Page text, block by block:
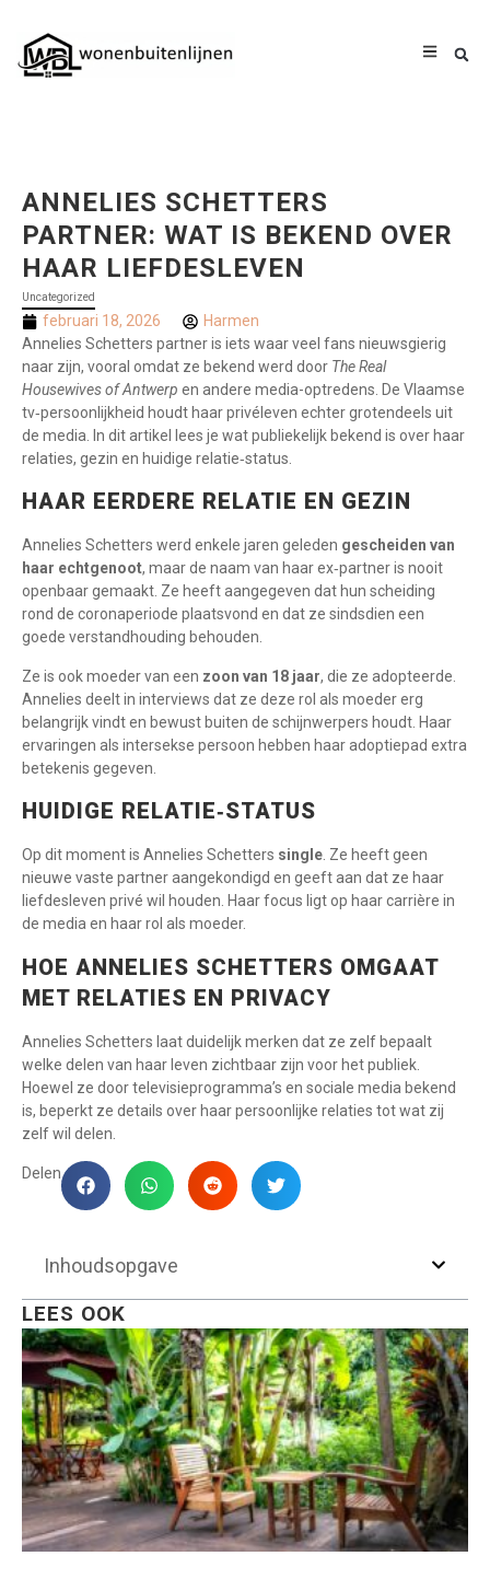
ANNELIES SCHETTERS
PARTNER: WAT IS BEKEND OVER
HAAR LIEFDESLEVEN
Uncategorized
februari 18, 2026
Harmen
Annelies Schetters partner is iets waar veel fans nieuwsgierig
naar zijn, vooral omdat ze bekend werd door The Real
Housewives of Antwerp en andere media-optredens. De Vlaamse
tv‑persoonlijkheid houdt haar privéleven echter grotendeels uit
de media. In dit artikel lees je wat publiekelijk bekend is over haar
relaties, gezin en huidige relatie‑status.
HAAR EERDERE RELATIE EN GEZIN
Annelies Schetters werd enkele jaren geleden gescheiden van
haar echtgenoot, maar de naam van haar ex‑partner is nooit
openbaar gemaakt. Ze heeft aangegeven dat hun scheiding
rond de coronaperiode plaatsvond en dat ze sindsdien een
goede verstandhouding behouden.
Ze is ook moeder van een zoon van 18 jaar, die ze adopteerde.
Annelies deelt in interviews dat ze deze rol als moeder erg
belangrijk vindt en bewust buiten de schijnwerpers houdt. Haar
ervaringen als intersekse persoon hebben haar adoptiepad extra
betekenis gegeven.
HUIDIGE RELATIE‑STATUS
Op dit moment is Annelies Schetters single . Ze heeft geen
nieuwe vaste partner aangekondigd en geeft aan dat ze haar
liefdesleven privé wil houden. Haar focus ligt op haar carrière in
de media en haar rol als moeder.
HOE ANNELIES SCHETTERS OMGAAT
MET RELATIES EN PRIVACY
Annelies Schetters laat duidelijk merken dat ze zelf bepaalt
welke delen van haar leven zichtbaar zijn voor het publiek.
Hoewel ze door televisieprogramma’s en sociale media bekend
is, beperkt ze details over haar persoonlijke relaties tot wat zij
zelf wil delen.
Delen
Inhoudsopgave
LEES OOK